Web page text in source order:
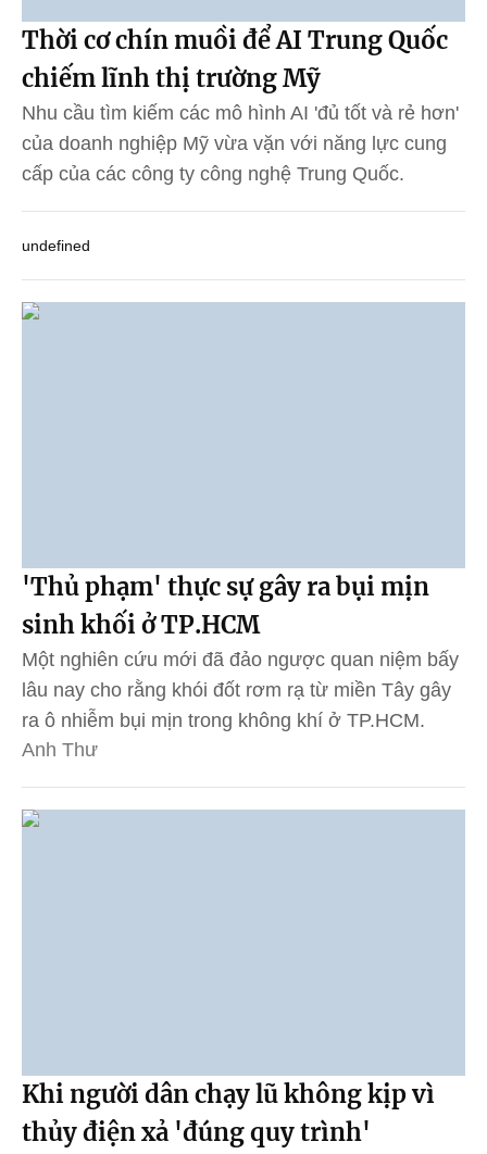
Thời cơ chín muồi để AI Trung Quốc
chiếm lĩnh thị trường Mỹ
Nhu cầu tìm kiếm các mô hình AI 'đủ tốt và rẻ hơn'
của doanh nghiệp Mỹ vừa vặn với năng lực cung
cấp của các công ty công nghệ Trung Quốc.
undefined
'Thủ phạm' thực sự gây ra bụi mịn
sinh khối ở TP.HCM
Một nghiên cứu mới đã đảo ngược quan niệm bấy
lâu nay cho rằng khói đốt rơm rạ từ miền Tây gây
ra ô nhiễm bụi mịn trong không khí ở TP.HCM.
Anh Thư
Khi người dân chạy lũ không kịp vì
thủy điện xả 'đúng quy trình'